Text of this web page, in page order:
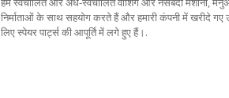
निर्माताओं के साथ सहयोग करते हैं और हमारी कंपनी में खरीदे
लिए स्पेयर पार्ट्स की आपूर्ति में लगे हुए हैं।.